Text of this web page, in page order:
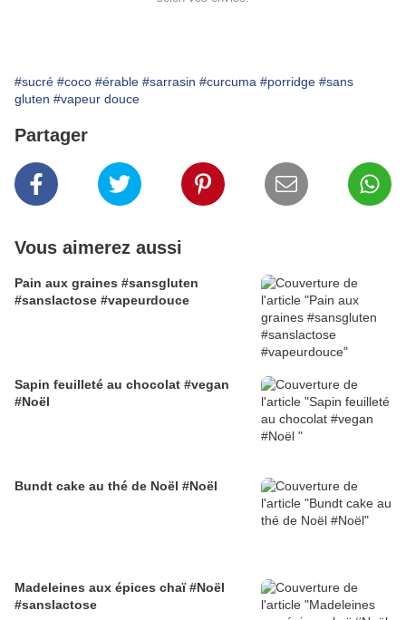
#sucré #coco #érable #sarrasin #curcuma #porridge #sans
gluten #vapeur douce
Partager
Vous aimerez aussi
Pain aux graines #sansgluten
#sanslactose #vapeurdouce
Sapin feuilleté au chocolat #vegan
#Noël
Bundt cake au thé de Noël #Noël
Madeleines aux épices chaï #Noël
#sanslactose